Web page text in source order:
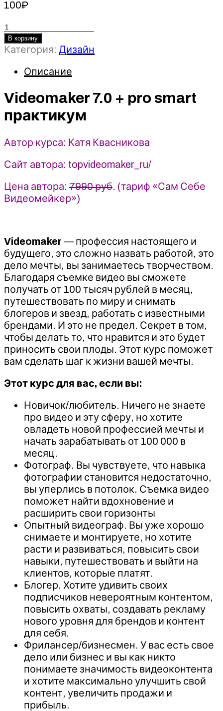
100₽
Количество
товара
Videomaker
smart
практикум
Квасникова
(2022)
В корзину
Категория: Дизайн
Описание
Videomaker 7.0 + pro smart
практикум
Автор курса: Катя Квасникова
Сайт автора: topvideomaker_ru/
Цена автора: 7990 руб. (тариф «Сам Себе
Видеомейкер»)
Videomaker — профессия настоящего и
будущего, это сложно назвать работой, это
дело мечты, вы занимаетесь творчеством.
Благодаря съемке видео вы сможете
получать от 100 тысяч рублей в месяц,
путешествовать по миру и снимать
блогеров и звезд, работать с известными
брендами. И это не предел. Секрет в том,
чтобы делать то, что нравится и это будет
приносить свои плоды. Этот курс поможет
вам сделать шаг к жизни вашей мечты.
Этот курс для вас, если вы:
Новичок/любитель. Ничего не знаете
про видео и эту сферу, но хотите
овладеть новой профессией мечты и
начать зарабатывать от 100 000 в
месяц.
Фотограф. Вы чувствуете, что навыка
фотографии становится недостаточно,
вы уперлись в потолок. Съемка видео
поможет найти вдохновение и
расширить свои горизонты
Опытный видеограф. Вы уже хорошо
снимаете и монтируете, но хотите
расти и развиваться, повысить свои
навыки, путешествовать и выйти на
клиентов, которые платят.
Блогер. Хотите удивить своих
подписчиков невероятным контентом,
повысить охваты, создавать рекламу
нового уровня для брендов и контент
для себя.
Фрилансер/бизнесмен. У вас есть свое
дело или бизнес и вы как никто
понимаете значимость видеоконтента
и хотите максимально улучшить свой
контент, увеличить продажи и
прибыль.